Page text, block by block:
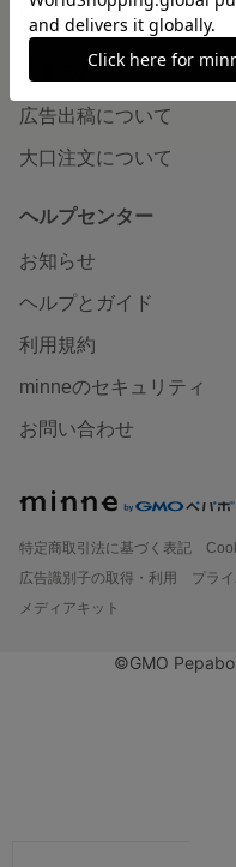
minneの本
企業の方へ
広告出稿について
大口注文について
ヘルプセンター
お知らせ
ヘルプとガイド
利用規約
minneのセキュリティ
お問い合わせ
特定商取引法に基づく表記
広告識別子の取得・利用
プラ
メディアキット
©GMO